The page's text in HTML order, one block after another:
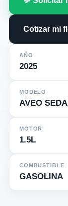
Cotizar mi
AÑO
2025
MODELO
AVEO
MOTOR
1.5L
COMBUSTIBLE
GASOLINA